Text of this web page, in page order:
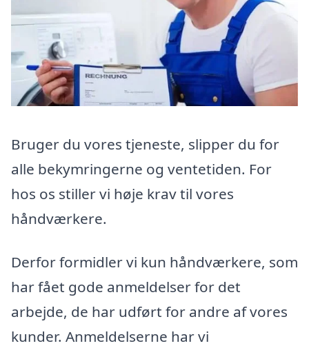
Bruger du vores tjeneste, slipper du for
alle bekymringerne og ventetiden. For
hos os stiller vi høje krav til vores
håndværkere.
Derfor formidler vi kun håndværkere, som
har fået gode anmeldelser for det
arbejde, de har udført for andre af vores
kunder. Anmeldelserne har vi